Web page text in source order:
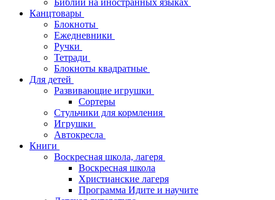
Библии на иностранных языках
Канцтовары
Блокноты
Ежедневники
Ручки
Тетради
Блокноты квадратные
Для детей
Развивающие игрушки
Сортеры
Стульчики для кормления
Игрушки
Автокресла
Книги
Воскресная школа, лагеря
Воскресная школа
Христианские лагеря
Программа Идите и научите